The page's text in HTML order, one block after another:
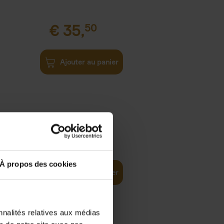
À propos des cookies
relatives aux médias
€ 35,50
Ajouter au panier
37,50
Ajouter au panier